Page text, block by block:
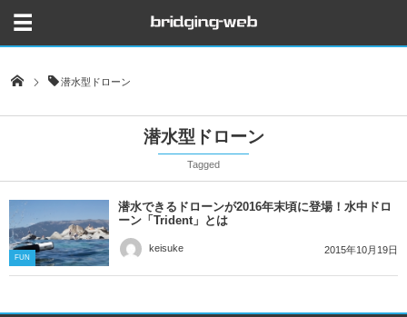
潜水型ドローン
潜水型ドローン
Tagged
FUN
潜水できるドローンが2016年末頃に登場！水中ドロ
ーン「Trident」とは
keisuke 2015年10月19日